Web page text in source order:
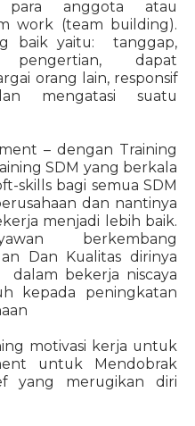
para anggota atau
work (team building).
baik yaitu: tanggap,
pengertian, dapat
orang lain, responsif
mengatasi suatu
– dengan Training
SDM yang berkala
skills bagi semua SDM
dan nantinya
menjadi lebih baik.
berkembang
Dan Kualitas dirinya
dalam bekerja niscaya
kepada peningkatan
motivasi kerja untuk
untuk Mendobrak
yang merugikan diri